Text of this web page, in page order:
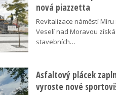
nová piazzetta
Revitalizace náměstí
Veselí nad Moravou
stavebních…
Asfaltový plácek
vyroste nové